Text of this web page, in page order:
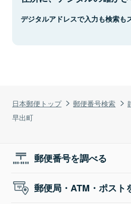
日本郵便トップ 郵便番号検索
早出町
デジタルアドレスで入力も検索も
郵便番号を調べる
郵便局・ATM・ポスト